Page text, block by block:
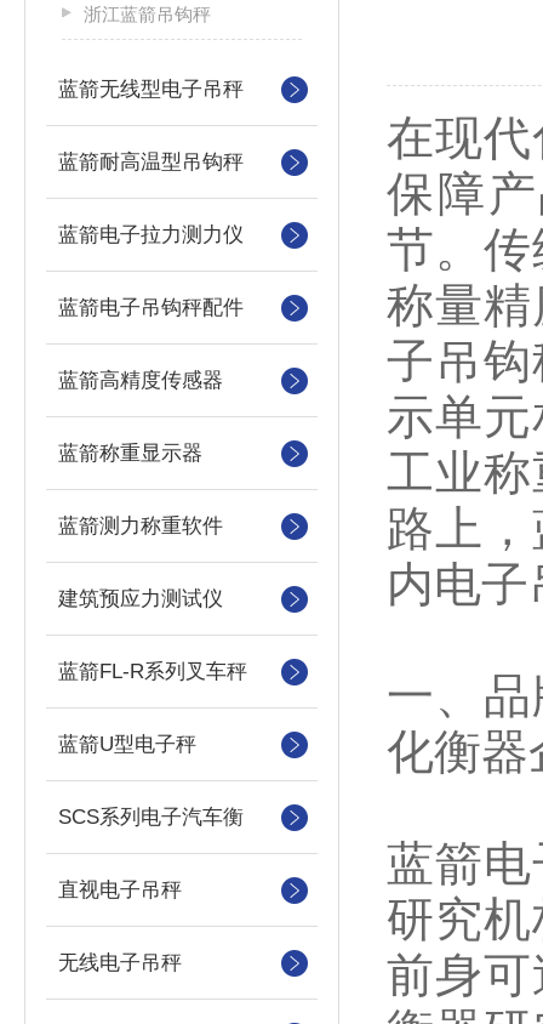
浙江蓝箭吊钩秤
蓝箭无线型电子吊秤
蓝箭耐高温型吊钩秤
蓝箭电子拉力测力仪
蓝箭电子吊钩秤配件
蓝箭高精度传感器
蓝箭称重显示器
蓝箭测力称重软件
建筑预应力测试仪
蓝箭FL-R系列叉车秤
蓝箭U型电子秤
SCS系列电子汽车衡
直视电子吊秤
无线电子吊秤
在现
保障
节。
称量
子吊
示单
工业
路上
内电
一、
化衡器
蓝箭
研究
前身